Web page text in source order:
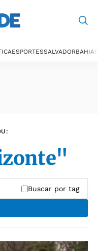
ESPORTESSALVADORBAHIA
Buscar por tag